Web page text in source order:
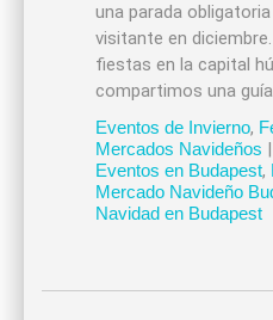
una parada
visitante en
fiestas en la capital
compartimos una
Eventos de Invierno,
Mercados Navideños
Eventos en Budapest,
Mercado Navideño
Navidad en Budapest